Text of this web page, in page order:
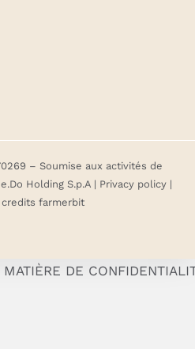
– Soumise aux activités de
Holding S.p.A | Privacy policy |
credits farmerbit